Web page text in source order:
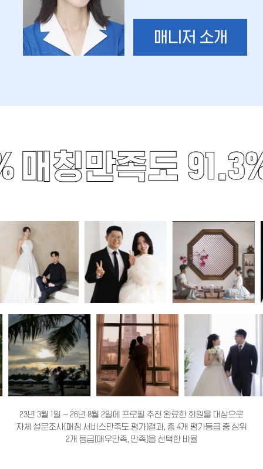
매니저 소개
매칭만족도
23년 3월 1일 ~ 26년 8월 2일에 프로필 추천 완료한 회원을 대상으로
자체 설문조사(매칭 서비스만족도 평가)결과, 총 4개 평가등급 중 상위
2개 등급(매우만족, 만족)을 선택한 비율